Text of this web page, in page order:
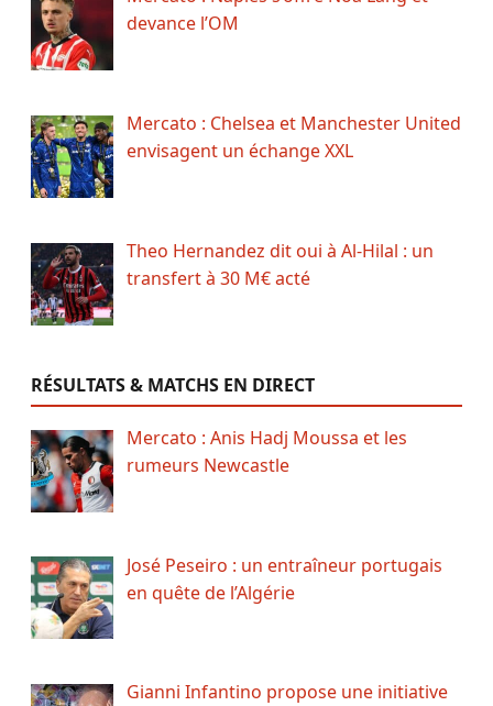
devance l’OM
Mercato : Chelsea et Manchester United
envisagent un échange XXL
Theo Hernandez dit oui à Al-Hilal : un
transfert à 30 M€ acté
RÉSULTATS & MATCHS EN DIRECT
Mercato : Anis Hadj Moussa et les
rumeurs Newcastle
José Peseiro : un entraîneur portugais
en quête de l’Algérie
Gianni Infantino propose une initiative